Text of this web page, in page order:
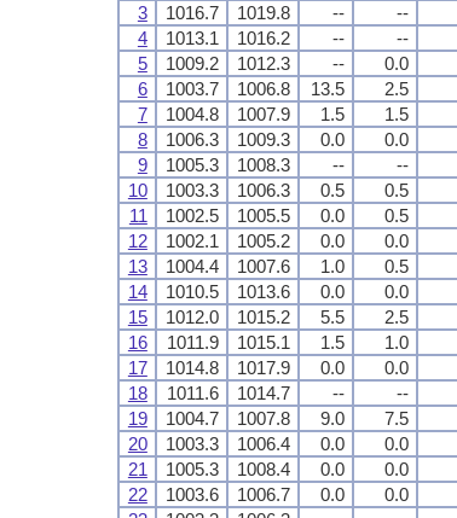
3
1016.7 1019.8 -- --
4
1013.1 1016.2 -- --
5
1009.2 1012.3 -- 0.0
6
1003.7 1006.8 13.5 2.5
7
1004.8 1007.9 1.5 1.5
8
1006.3 1009.3 0.0 0.0
9
1005.3 1008.3 -- --
10
1003.3 1006.3 0.5 0.5
11
1002.5 1005.5 0.0 0.5
12
1002.1 1005.2 0.0 0.0
13
1004.4 1007.6 1.0 0.5
14
1010.5 1013.6 0.0 0.0
15
1012.0 1015.2 5.5 2.5
16
1011.9 1015.1 1.5 1.0
17
1014.8 1017.9 0.0 0.0
18
1011.6 1014.7 -- --
19
1004.7 1007.8 9.0 7.5
20
1003.3 1006.4 0.0 0.0
21
1005.3 1008.4 0.0 0.0
22
1003.6 1006.7 0.0 0.0